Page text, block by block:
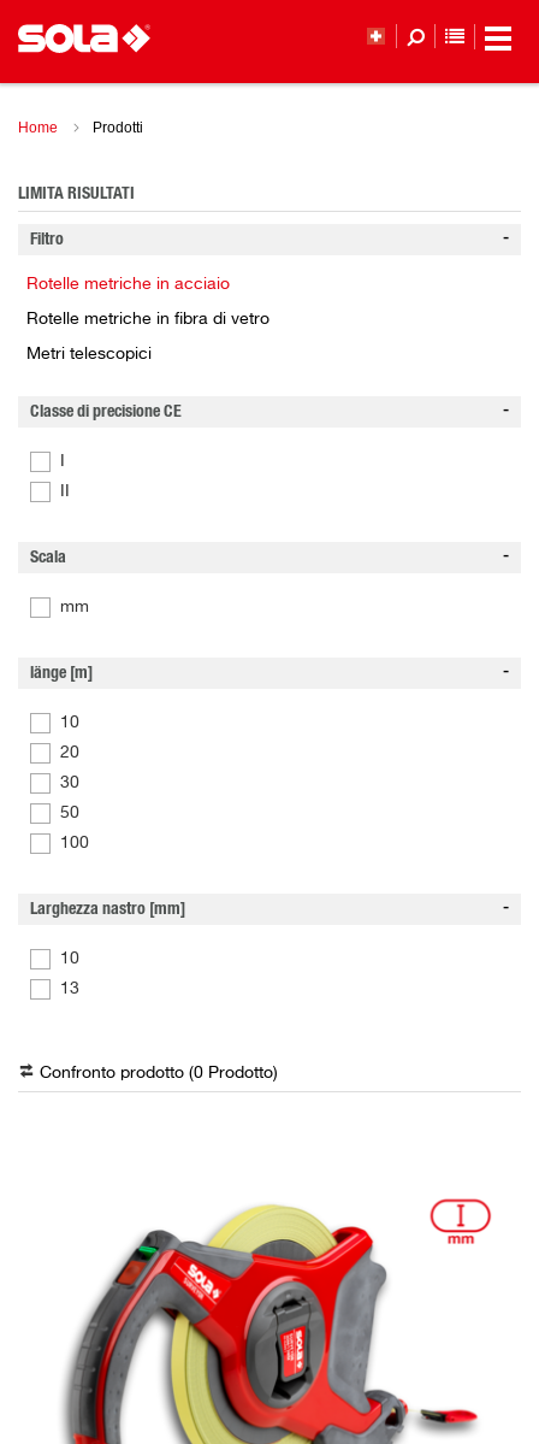
Home Prodotti
LIMITA RISULTATI
Filtro
Rotelle metriche in acciaio
Rotelle metriche in fibra di vetro
Metri telescopici
Classe di precisione CE
Scala
mm
länge [m]
10
20
30
50
100
Larghezza nastro [mm]
10
13
Confronto prodotto (0 Prodotto)